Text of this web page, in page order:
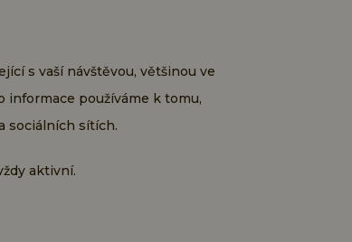
s vaší návštěvou, většinou ve
informace používáme k tomu,
sociálních sítích.
aktivní.